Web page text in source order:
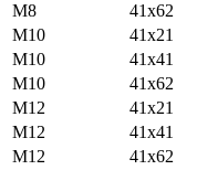
М8
41х62
М10
41х21
М10
41х41
М10
41х62
М12
41х21
М12
41х41
М12
41х62